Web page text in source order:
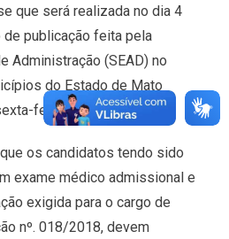
que será realizada no dia 4
publicação feita pela
Administração (SEAD) no
do Estado de Mato
feira (1º).
os candidatos tendo sido
exame médico admissional e
exigida para o cargo de
nº. 018/2018, devem